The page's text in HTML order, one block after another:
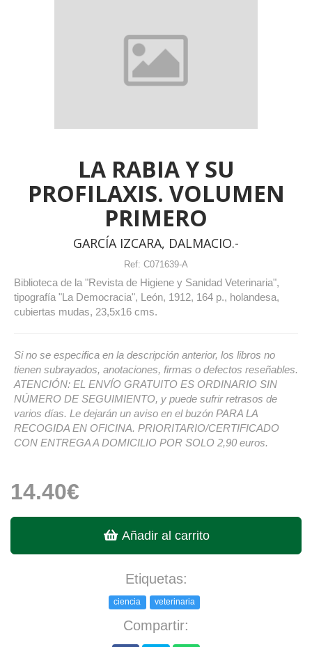
LA RABIA Y SU
PROFILAXIS. VOLUMEN
PRIMERO
GARCÍA IZCARA, DALMACIO.-
Ref: C071639-A
Biblioteca de la "Revista de Higiene y Sanidad Veterinaria",
tipografía "La Democracia", León, 1912, 164 p., holandesa,
cubiertas mudas, 23,5x16 cms.
Si no se especifica en la descripción anterior, los libros no
tienen subrayados, anotaciones, firmas o defectos reseñables.
ATENCIÓN: EL ENVÍO GRATUITO ES ORDINARIO SIN
NÚMERO DE SEGUIMIENTO, y puede sufrir retrasos de
varios días. Le dejarán un aviso en el buzón PARA LA
RECOGIDA EN OFICINA. PRIORITARIO/CERTIFICADO
CON ENTREGA A DOMICILIO POR SOLO 2,90 euros.
14.40€
Añadir al carrito
Etiquetas:
ciencia veterinaria
Compartir: